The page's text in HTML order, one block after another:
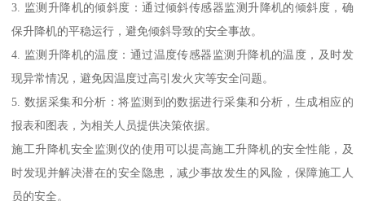
3. 监测升降机的倾斜度：通过倾斜传感器监测升降机的倾斜度，确
保升降机的平稳运行，避免倾斜导致的安全事故。
4. 监测升降机的温度：通过温度传感器监测升降机的温度，及时发
现异常情况，避免因温度过高引发火灾等安全问题。
5. 数据采集和分析：将监测到的数据进行采集和分析，生成相应的
报表和图表，为相关人员提供决策依据。
施工升降机安全监测仪的使用可以提高施工升降机的安全性能，及
时发现并解决潜在的安全隐患，减少事故发生的风险，保障施工人
员的安全。